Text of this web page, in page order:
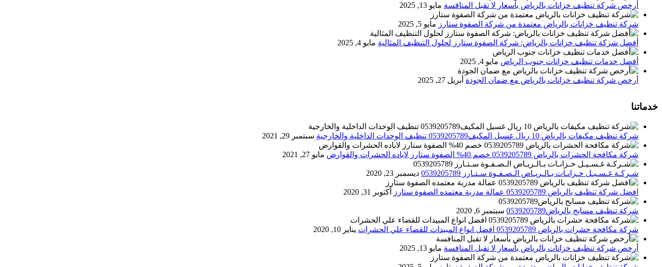
أرخص شركة تنظيف خزانات بالرياض بأسعار لا تقبل المنافسة مايو 13, 2025
شركة تنظيف خزانات بالرياض معتمدة من شركة الصفوة ستارز مايو 5, 2025
أفضل شركة تنظيف خزانات بالرياض: شركة الصفوة ستارز لحلول التنظيف المثالية مايو 4, 2025
أفضل خدمات تنظيف خزانات جنوب الرياض مايو 4, 2025
أرخص شركة تنظيف خزانات بالرياض مع ضمان الجودة أبريل 27, 2025
خدماتنا
شركة تنظيف مكيفات بالرياض 10 ريال غسيل المكيف0539205789 تنظيف الوحدات الداخلية والخارجية سبتمبر 29, 2021
شركة مكافحة الحشرات بالرياض 0539205789 خصم 40% الصفوة ستارز لاباده الحشرات والقوارض مايو 27, 2021
شـركـة غـسـيـل خـزانـات بـالـريـاض الـصـفـوة سـتـارز 0539205789 ديسمبر 23, 2020
افضل شركة تنظيف بالرياض 0539205789 عمالة مدربة معتمده الصفوة ستارز أكتوبر 31, 2020
شركة تنظيف مسابح بالرياض0539205789 سبتمبر 6, 2020
شركة مكافحة حشرات بالرياض 0539205789 افضل انواع المبيدات للقضاء علي الحشرات يناير 10, 2020
أرخص شركة تنظيف خزانات بالرياض بأسعار لا تقبل المنافسة مايو 13, 2025